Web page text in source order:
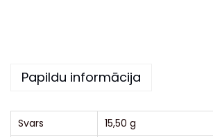
Papildu informācija
Svars
15,50 g